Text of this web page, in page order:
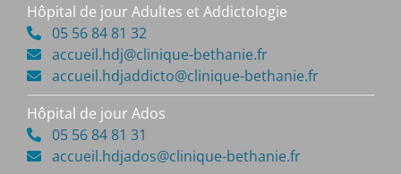
Hôpital de jour Adultes et Addictologie
05 56 84 81 32
accueil.hdj@clinique-bethanie.fr
accueil.hdjaddicto@clinique-bethanie.fr
Hôpital de jour Ados
05 56 84 81 31
accueil.hdjados@clinique-bethanie.fr